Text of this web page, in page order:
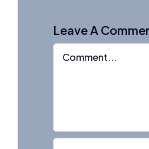
Leave A
Comment